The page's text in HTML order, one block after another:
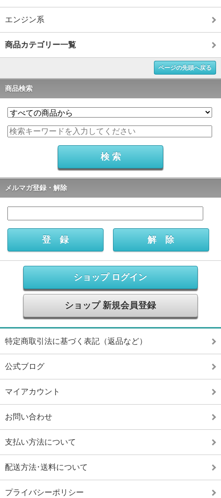
エンジン系
商品カテゴリー一覧
ページの先頭へ戻る
商品検索
メルマガ登録・解除
ショップ ログイン
ショップ 新規会員登録
特定商取引法に基づく表記（返品など）
公式ブログ
マイアカウント
お問い合わせ
支払い方法について
配送方法･送料について
プライバシーポリシー